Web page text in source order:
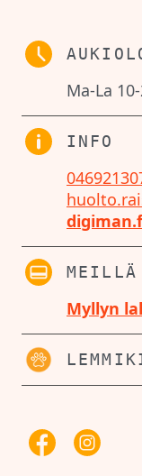
Ma-La
INFO
MEILLÄ
Myllyn